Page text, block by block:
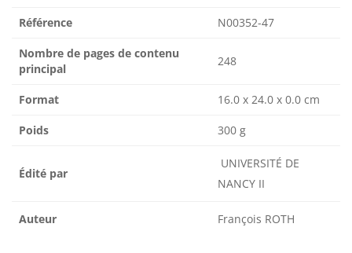
Référence N00352-47
Nombre de pages de contenu
principal
248
Format 16.0 x 24.0 x 0.0 cm
Poids 300 g
Édité par
UNIVERSITÉ DE
NANCY II
Auteur François ROTH